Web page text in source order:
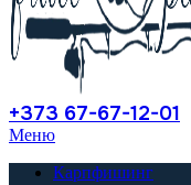
+373 67-67-12-01
Меню
Карпфишинг